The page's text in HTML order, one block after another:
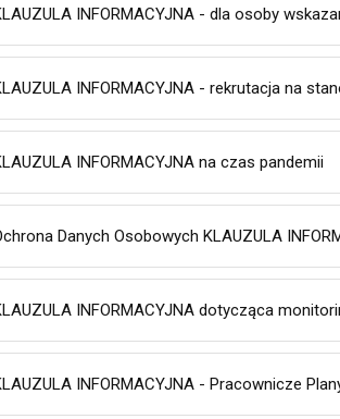
INFORMACYJNA - dla osoby
INFORMACYJNA - rekrutacja na
INFORMACYJNA na czas pandemii
Danych Osobowych KLAUZULA
INFORMACYJNA dotycząca
INFORMACYJNA - Pracownicze